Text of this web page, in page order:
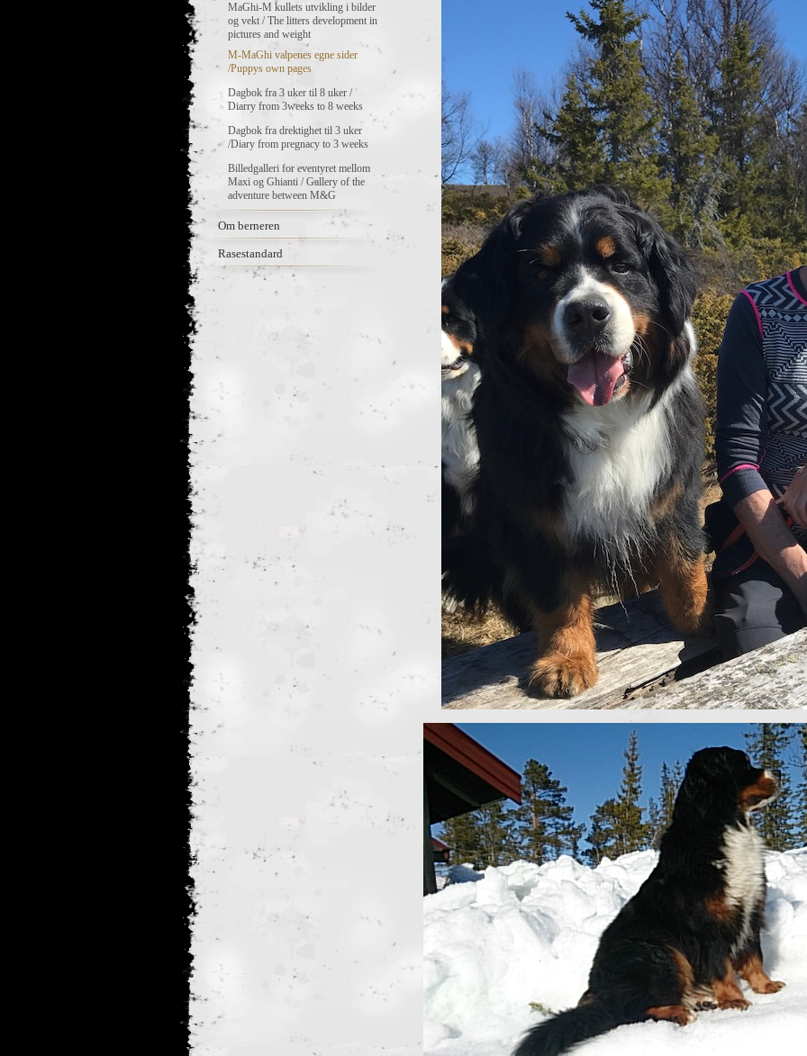
MaGhi-M kullets utvikling i bilder
og vekt / The litters development in
pictures and weight
M-MaGhi valpenes egne sider
/Puppys own pages
Dagbok fra 3 uker til 8 uker /
Diarry from 3weeks to 8 weeks
Dagbok fra drektighet til 3 uker
/Diary from pregnacy to 3 weeks
Billedgalleri for eventyret mellom
Maxi og Ghianti / Gallery of the
adventure between M&G
Om berneren
Rasestandard